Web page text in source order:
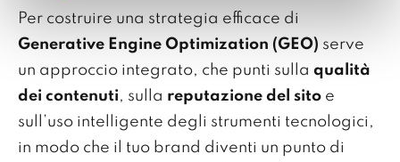
Per costruire una strategia efficace di
Generative Engine Optimization (GEO) serve
un approccio integrato, che punti sulla qualità
dei contenuti, sulla reputazione del sito e
sull’uso intelligente degli strumenti tecnologici,
in modo che il tuo brand diventi un punto di